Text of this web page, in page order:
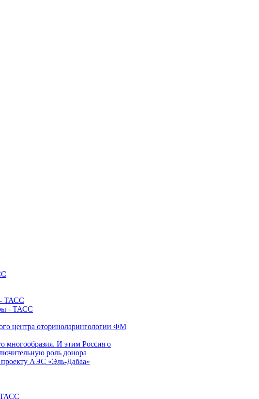
- ТАСС
- ТАСС
центра оториноларингологии ФМ
многообразия. И этим Россия о
роль донора
проекту АЭС «Эль-Дабаа»
ТАСС